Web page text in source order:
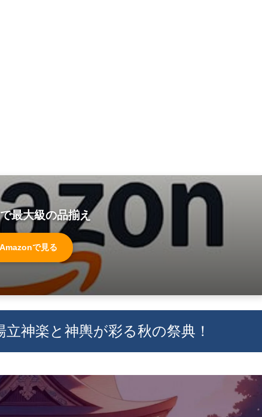
最大級の品揃え
Amazonで見る
神楽と神輿が彩る秋の祭典！